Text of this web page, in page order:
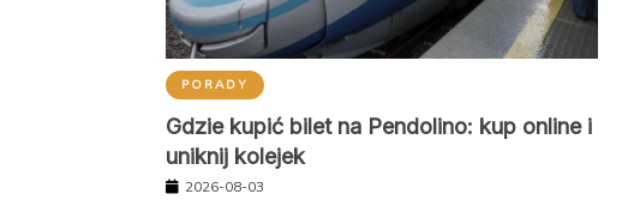
PORADY
Gdzie kupić bilet na Pendolino: kup online i
uniknij kolejek
2026-08-03